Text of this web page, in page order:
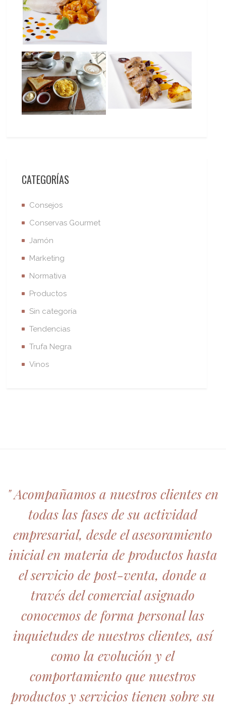
CATEGORÍAS
Consejos
Conservas Gourmet
Jamón
Marketing
Normativa
Productos
Sin categoría
Tendencias
Trufa Negra
Vinos
" Acompañamos a nuestros clientes en
todas las fases de su actividad
empresarial, desde el asesoramiento
inicial en materia de productos hasta
el servicio de post-venta, donde a
través del comercial asignado
conocemos de forma personal las
inquietudes de nuestros clientes, así
como la evolución y el
comportamiento que nuestros
productos y servicios tienen sobre su